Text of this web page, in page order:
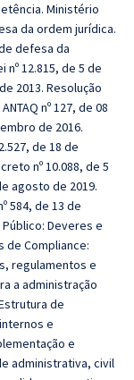
Ministério
da ordem jurídica.
defesa da
12.815, de 5 de
2013. Resolução
nº 127, de 08
de 2016.
de 18 de
nº 10.088, de 5
agosto de 2019.
584, de 13 de
Deveres e
de Compliance:
regulamentos e
a administração
de
e
e
administrativa, civil